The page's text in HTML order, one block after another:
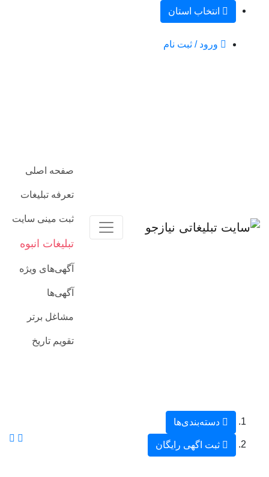
ورود / ثبت نام
صفحه اصلی
تعرفه تبلیغات
ثبت مینی سایت
تبلیغات انبوه
آگهی‌های ویژه
آگهی‌ها
مشاغل برتر
تقویم تاریخ
دسته‌بندی‌ها
ثبت اگهی رایگان